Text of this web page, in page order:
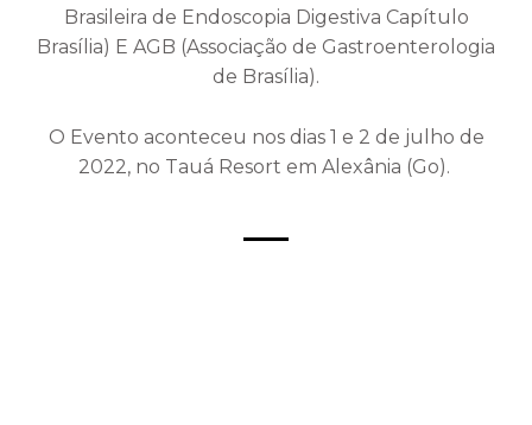
Brasileira de Endoscopia Digestiva Capítulo
Brasília) E AGB (Associação de Gastroenterologia
de Brasília).
O Evento aconteceu nos dias 1 e 2 de julho de
2022, no Tauá Resort em Alexânia (Go).